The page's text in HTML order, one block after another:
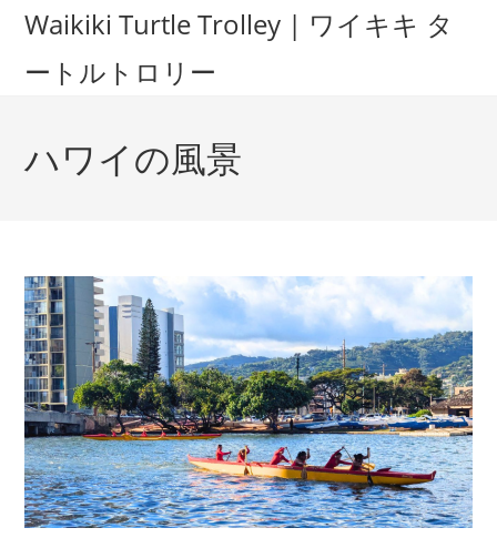
Waikiki Turtle Trolley | ワイキキ タ
ートルトロリー
ハワイの風景